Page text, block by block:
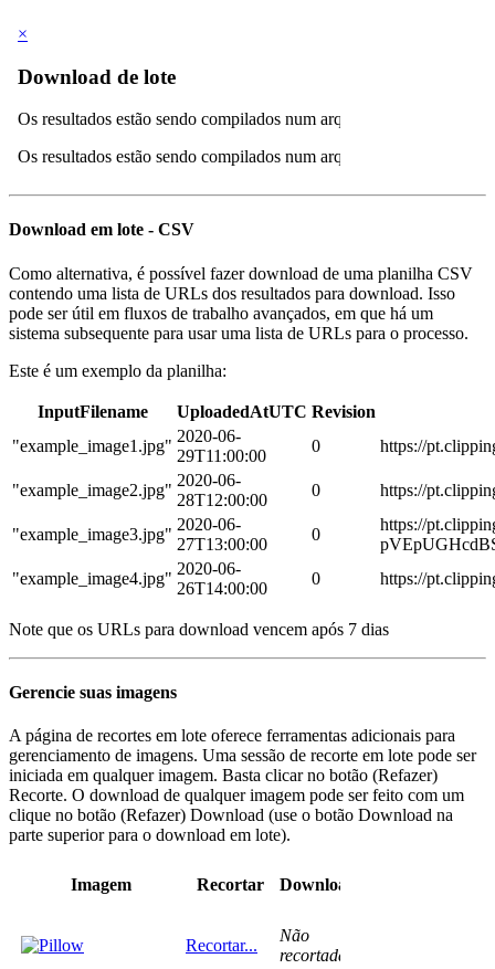
Download em lote - CSV
Como alternativa, é possível fazer download de uma planilha CSV
contendo uma lista de URLs dos resultados para download. Isso
pode ser útil em fluxos de trabalho avançados, em que há um
sistema subsequente para usar uma lista de URLs para o processo.
Este é um exemplo da planilha:
InputFilename UploadedAtUTC Revision
"example_image1.jpg"
2020-06-
29T11:00:00
0 https://
"example_image2.jpg"
2020-06-
28T12:00:00
0 https://
"example_image3.jpg"
2020-06-
27T13:00:00
0
https://
"example_image4.jpg"
2020-06-
26T14:00:00
0 https://
Note que os URLs para download vencem após 7 dias
Gerencie suas imagens
A página de recortes em lote oferece ferramentas adicionais para
gerenciamento de imagens. Uma sessão de recorte em lote pode ser
iniciada em qualquer imagem. Basta clicar no botão (Refazer)
Recorte. O download de qualquer imagem pode ser feito com um
clique no botão (Refazer) Download (use o botão Download na
parte superior para o download em lote).